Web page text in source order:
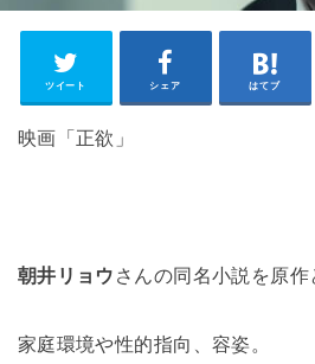
ツイート シェア はてブ
映画「正欲」
朝井リョウ さんの同名小説を原作
家庭環境や性的指向、容姿。